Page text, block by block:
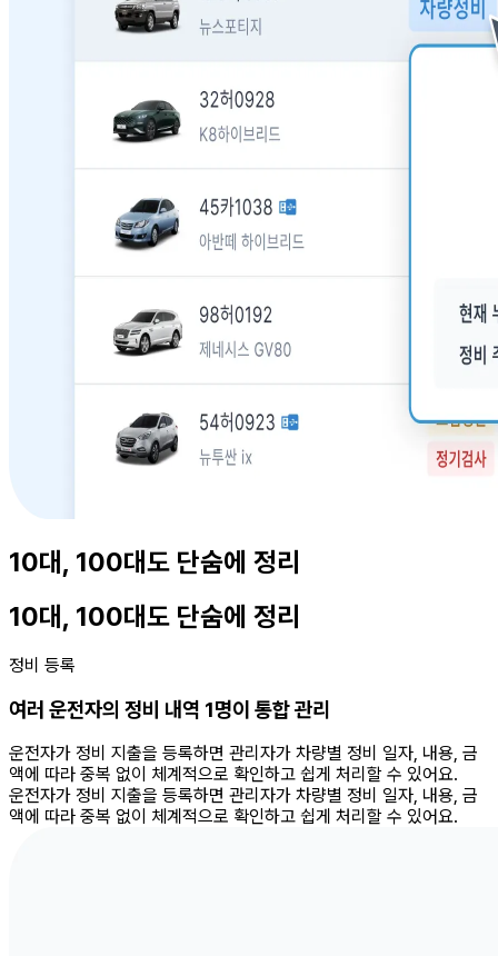
10대, 100대도 단숨에 정리
10대, 100대도 단숨에 정리
정비 등록
여러 운전자의 정비 내역 1명이 통합 관리
운전자가 정비 지출을 등록하면 관리자가 차량별 정비 일자, 내용, 금
액에 따라 중복 없이 체계적으로 확인하고 쉽게 처리할 수 있어요.
운전자가 정비 지출을 등록하면 관리자가 차량별 정비 일자, 내용, 금
액에 따라 중복 없이 체계적으로 확인하고 쉽게 처리할 수 있어요.